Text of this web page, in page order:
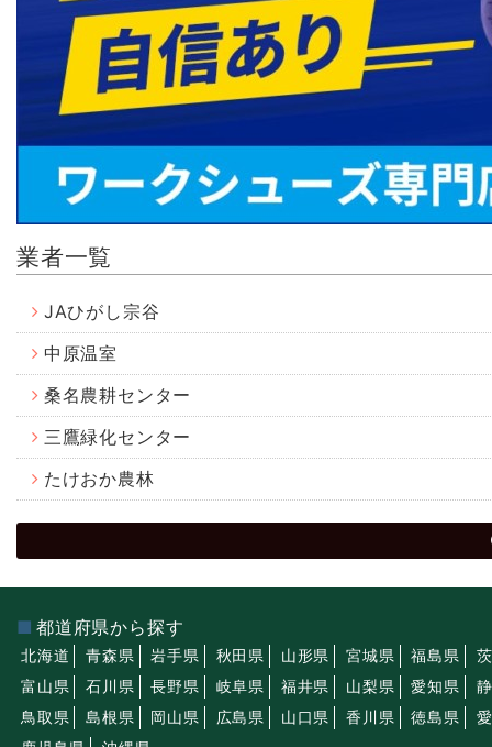
業者一覧
JAひがし宗谷
中原温室
桑名農耕センター
三鷹緑化センター
たけおか農林
都道府県から探す
北海道 青森県 岩手県 秋田県 山形県 宮城県 福島県
富山県
石川県 長野県 岐阜県 福井県 山梨県 愛知県
鳥取県
島根県 岡山県 広島県 山口県 香川県 徳島県